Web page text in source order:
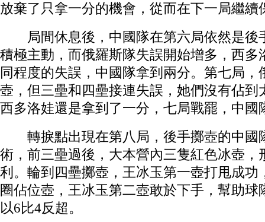
放棄了只拿一分的機會，從而在下一局繼續
局間休息後，中國隊在第六局依然是後
積極主動，而俄羅斯隊失誤開始增多，西多
同程度的失誤，中國隊拿到兩分。第七局，
壺，但三壘和四壘接連失誤，她們沒有佔到
西多洛娃還是拿到了一分，七局戰罷，中國
轉捩點出現在第八局，後手擲壺的中國
術，前三壘過後，大本營內三隻紅色冰壺，
利。輪到四壘擲壺，王冰玉第一壺打甩成功
圈佔位壺，王冰玉第二壺敢於下手，幫助球
以6比4反超。